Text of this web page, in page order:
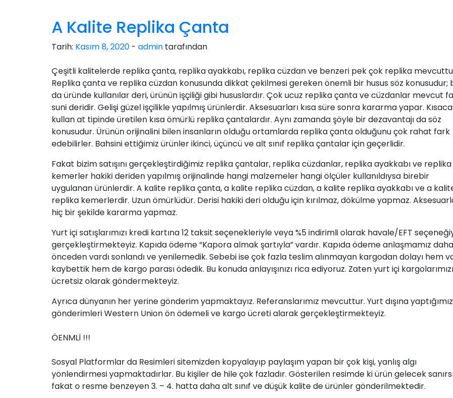
A Kalite Replika Çanta
Tarih: Kasım 8, 2020 - admin tarafından
Çeşitli kalitelerde replika çanta, replika ayakkabı, replika cüzdan ve benzeri pek çok replika
Replika çanta ve replika cüzdan konusunda dikkat çekilmesi gereken önemli bir husus söz konusudur;
da üründe kullanılar deri, ürünün işçiliği gibi hususlardır. Çok ucuz replika çanta ve cüzdanlar mevcut
suni deridir. Gelişi güzel işçilikle yapılmış ürünlerdir. Aksesuarları kısa süre sonra kararma yapar.
kullan at tipinde üretilen kısa ömürlü replika çantalardır. Aynı zamanda şöyle bir dezavantajı da söz
konusudur. Ürünün orijinalini bilen insanların olduğu ortamlarda replika çanta olduğunu çok rahat fark
edebilirler. Bahsini ettiğimiz ürünler ikinci, üçüncü ve alt sınıf replika çantalar için geçerlidir.
Fakat bizim satışını gerçekleştirdiğimiz replika çantalar, replika cüzdanlar, replika ayakkabı ve replika
kemerler hakiki deriden yapılmış orijinalinde hangi malzemeler hangi ölçüler kullanıldıysa birebir
uygulanan ürünlerdir. A kalite replika çanta, a kalite replika cüzdan, a kalite replika ayakkabı ve a
replika kemerlerdir. Uzun ömürlüdür. Derisi hakiki deri olduğu için kırılmaz, dökülme yapmaz.
hiç bir şekilde kararma yapmaz.
Yurt içi satışlarımızı kredi kartına 12 taksit seçenekleriyle veya %5 indirimli olarak havale/EFT
gerçekleştirmekteyiz. Kapıda ödeme “Kapora almak şartıyla” vardır. Kapıda ödeme anlaşmamız daha
önceden vardı sonlandı ve yenilemedik. Sebebi ise çok fazla teslim alınmayan kargodan dolayı hem
kaybettik hem de kargo parası ödedik. Bu konuda anlayışınızı rica ediyoruz. Zaten yurt içi kargolarımızı
ücretsiz olarak göndermekteyiz.
Ayrıca dünyanın her yerine gönderim yapmaktayız. Referanslarımız mevcuttur. Yurt dışına yaptığımız
gönderimleri Western Union ön ödemeli ve kargo ücreti alarak gerçekleştirmekteyiz.
ÖENMLİ !!!
Sosyal Platformlar da Resimleri sitemizden kopyalayıp paylaşım yapan bir çok kişi, yanlış algı
yönlendirmesi yapmaktadırlar. Bu kişiler de hile çok fazladır. Gösterilen resimde ki ürün gelecek
fakat o resme benzeyen 3. – 4. hatta daha alt sınıf ve düşük kalite de ürünler gönderilmektedir.